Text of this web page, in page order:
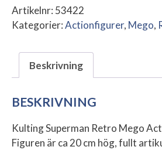
Artikelnr: 53422
Kategorier:Actionfigurer, Mego,
Beskrivning
BESKRIVNING
Kulting Superman Retro Mego
Figuren är ca 20 cm hög, fullt